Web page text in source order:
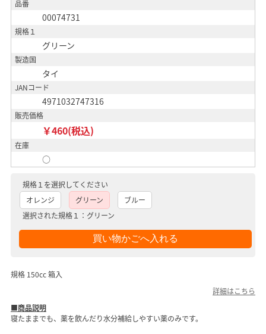
品番
00074731
規格１
グリーン
製造国
タイ
JANコード
4971032747316
販売価格
￥460(税込)
在庫
○
規格１を選択してください
オレンジ
グリーン
ブルー
選択された規格１：グリーン
規格 150cc 箱入
詳細はこちら
■商品説明
寝たままでも、薬を飲んだり水分補給しやすい薬のみです。